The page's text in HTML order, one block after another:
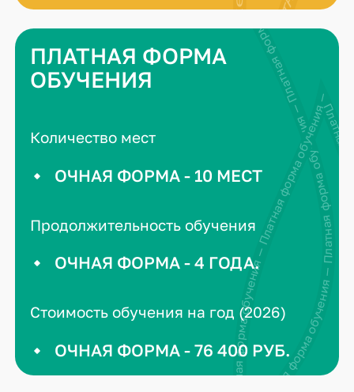
Платная форма обучения — Платная форма обучения — Платная форма обучения —
Платная форма обучения — Платная форма обучения —
ПЛАТНАЯ ФОРМА
ОБУЧЕНИЯ
Количество мест
ОЧНАЯ ФОРМА - 10 МЕСТ
Продолжительность обучения
ОЧНАЯ ФОРМА - 4 ГОДА.
Стоимость обучения на год (2026)
ОЧНАЯ ФОРМА - 76 400 РУБ.